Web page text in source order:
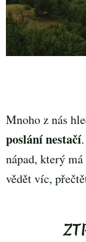
Mnoho z nás
poslání nestačí
nápad, který
vědět víc,